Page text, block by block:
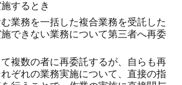
するとき
業務を一括した複合業務を受託した
できない業務について第三者へ再委
複数の者に再委託するが、自らも再
ぞれの業務実施について、直接の指